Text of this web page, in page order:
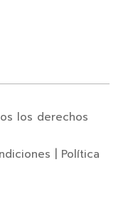
los derechos
Política